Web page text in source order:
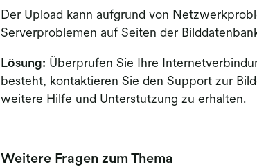
Der Upload kann aufgrund von
Serverproblemen auf Seiten der
Lösung: Überprüfen Sie Ihre
besteht, kontaktieren Sie den Supportzur
weitere Hilfe und Unterstützung zu erhalten.
Weitere Fragen zum Thema